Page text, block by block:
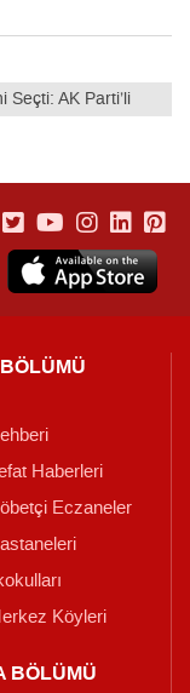
Seçti: AK Parti’li
Haberleri
Eczaneler
Köyleri
BÖLÜMÜ